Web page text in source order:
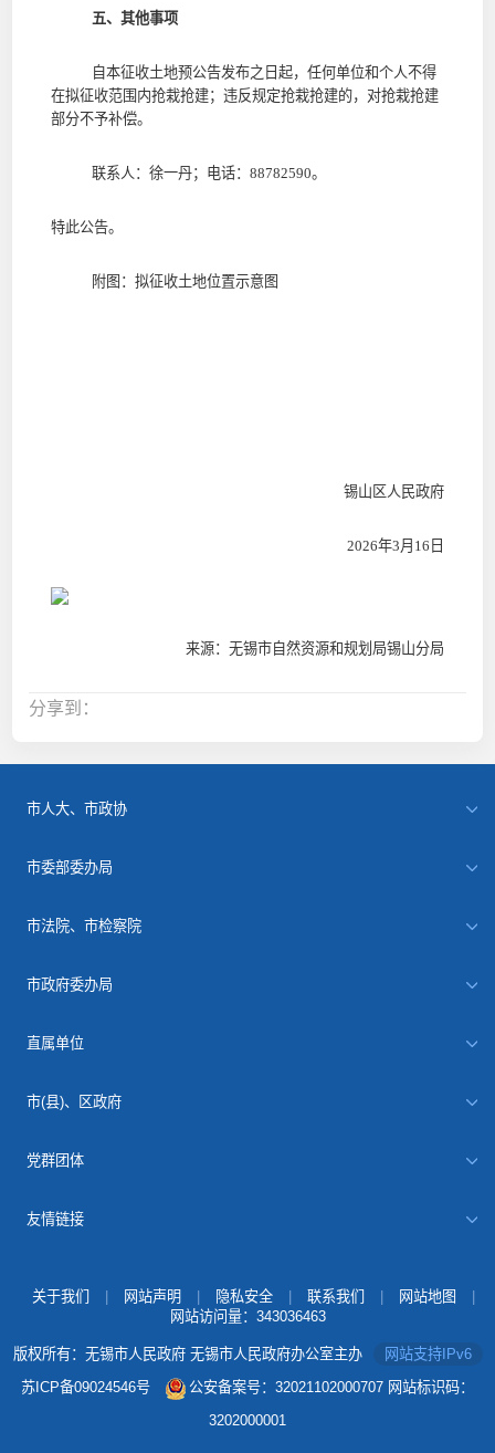
五、其他事项
自本征收土地预公告发布之日起，任何单位和个人不得
在拟征收范围内抢栽抢建；违反规定抢栽抢建的，对抢栽抢建
部分不予补偿。
联系人：徐一丹；电话：88782590。
特此公告。
附图：拟征收土地位置示意图
锡山区人民政府
2026年3 月 16 日
来源：无锡市自然资源和规划局锡山分局
分享到：
市人大、市政协
市委部委办局
市法院、市检察院
市政府委办局
直属单位
市(县)、区政府
党群团体
友情链接
关于我们 网站声明 隐私安全 联系我们 网站地图
网站访问量： 343036463
版权所有：无锡市人民政府 无锡市人民政府办公室主办
网站支持IPv6
苏ICP备09024546号
公安备案号：32021102000707 网站标识码：
3202000001